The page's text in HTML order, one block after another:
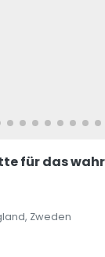
für das
Zweden